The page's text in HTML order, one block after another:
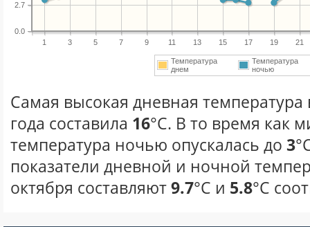
1 3 5 7 9 11 13 15 17 19 21
0.0
2.7
Температура
днем
Температура
ночью
Самая высокая дневная температура
года составила 16°С. В то время как
температура ночью опускалась до 3
показатели дневной и ночной
октября составляют9.7°С и 5.8°С